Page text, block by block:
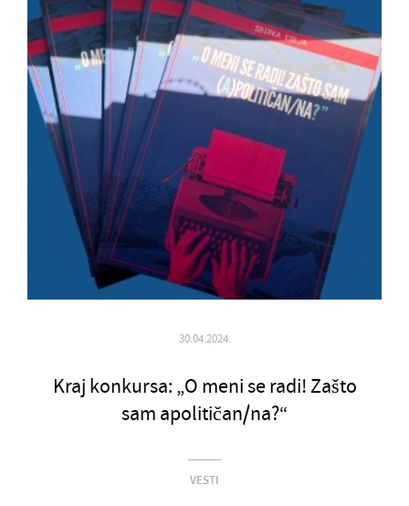
30.04.2024.
Kraj konkursa: „O meni se radi! Zašto
sam apolitičan/na?“
VESTI